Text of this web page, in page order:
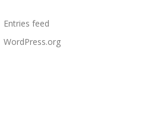
Entries feed
WordPress.org